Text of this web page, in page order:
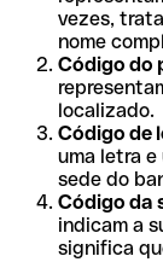
vezes,
nome
Código do
localizado.
Código de
uma letra e
sede do
Código da
indicam a
significa